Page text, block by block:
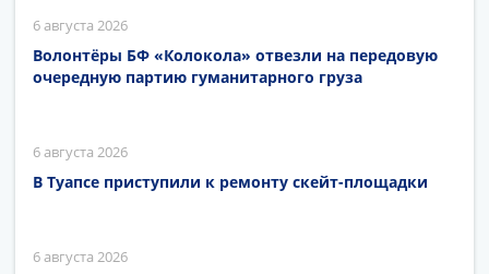
6 августа 2026
Волонтёры БФ «Колокола» отвезли на передовую
очередную партию гуманитарного груза
6 августа 2026
В Туапсе приступили к ремонту скейт-площадки
6 августа 2026